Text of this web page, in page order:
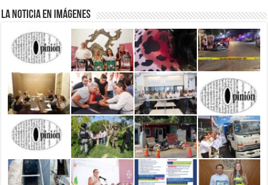
La Noticia en Imágenes